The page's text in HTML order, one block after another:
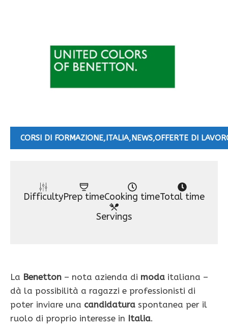
CORSI DI FORMAZIONE,ITALIA,NEWS,OFFERTE DI
DifficultyPrep timeCooking timeTotal time
Servings
La Benetton – nota azienda di moda italiana –
dà la possibilità a ragazzi e professionisti di
poter inviare una candidatura spontanea per il
ruolo di proprio interesse in Italia.